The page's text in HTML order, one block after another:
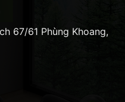
67/61 Phùng Khoang,